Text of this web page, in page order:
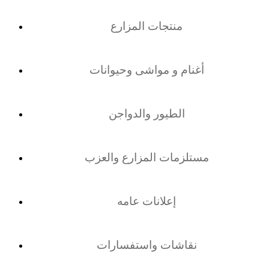
منتجات المزارع
أغنام و مواشى وحيوانات
الطيور والدواجن
مستلزمات المزارع والعزب
إعلانات عامه
نقاشات واستفسارات